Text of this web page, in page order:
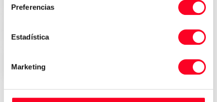
Preferencias
Estadística
Marketing